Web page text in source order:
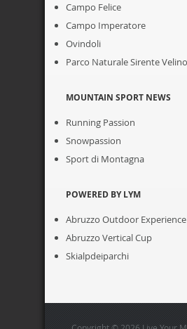
Campo Felice
Campo Imperatore
Ovindoli
Parco Naturale Sirente Velino
MOUNTAIN SPORT NEWS
Running Passion
Snowpassion
Sport di Montagna
POWERED BY LYM
Abruzzo Outdoor Experience
Abruzzo Vertical Cup
Skialpdeiparchi